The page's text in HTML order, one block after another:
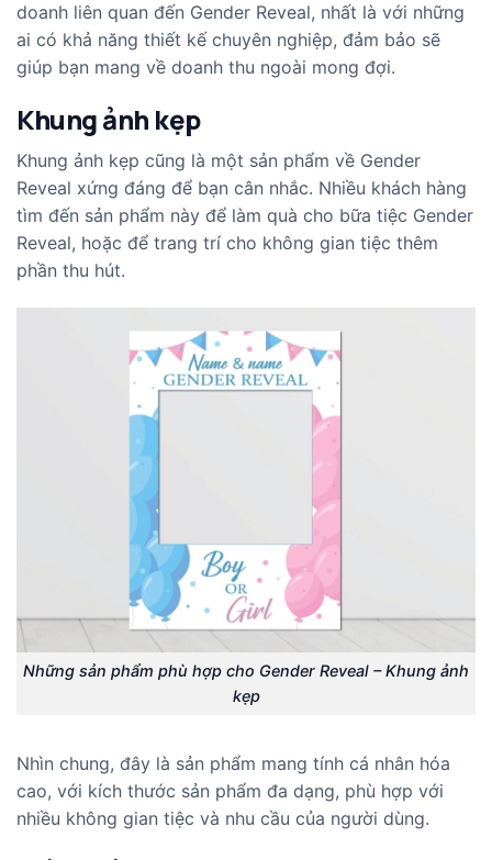
doanh liên quan đến Gender Reveal, nhất là với những
ai có khả năng thiết kế chuyên nghiệp, đảm bảo sẽ
giúp bạn mang về doanh thu ngoài mong đợi.
Khung ảnh kẹp
Khung ảnh kẹp cũng là một sản phẩm về Gender
Reveal xứng đáng để bạn cân nhắc. Nhiều khách hàng
tìm đến sản phẩm này để làm quà cho bữa tiệc Gender
Reveal, hoặc để trang trí cho không gian tiệc thêm
phần thu hút.
Những sản phẩm phù hợp cho Gender Reveal – Khung ảnh
kẹp
Nhìn chung, đây là sản phẩm mang tính cá nhân hóa
cao, với kích thước sản phẩm đa dạng, phù hợp với
nhiều không gian tiệc và nhu cầu của người dùng.